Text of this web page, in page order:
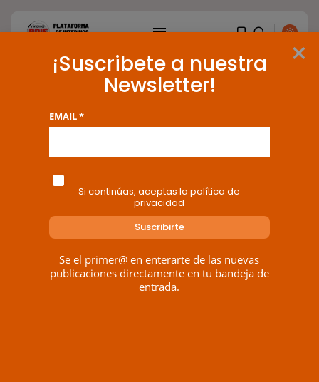
ENTRADAS RECIENTES
Canarias
El Ministerio de Justicia vende
‘propaganda...
PORRAMÓN J. 07/08/2026
OPINIÓN
Interinos: Europa mueve pieza,
Tag: siete fallos
1 results found
×
¡Suscribete a nuestra
Newsletter!
EMAIL *
Si continúas, aceptas la política de
privacidad
Se el primer@ en enterarte de las nuevas
publicaciones directamente en tu bandeja de
entrada.